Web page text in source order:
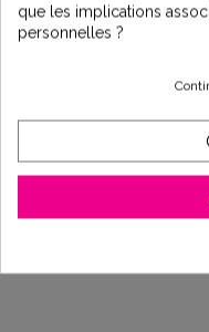
Presse Agrume -
16,90 €
que les implications
personnelles ?